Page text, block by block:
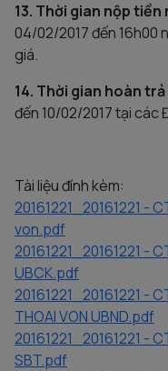
13. Thời gian nộp tiền
04/02/2017 đến 16h00
giá.
14. Thời gian hoàn
đến 10/02/2017 tại các
Tài liệu đính kèm:
20161221_20161221 -
von.pdf
20161221_20161221 -
UBCK.pdf
20161221_20161221 -
THOAI VON UBND.pdf
20161221_20161221 -
SBT.pdf